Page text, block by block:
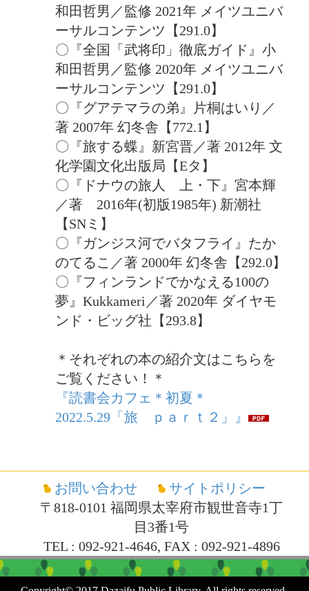
和田哲男／監修 2021年 メイツユニバ
ーサルコンテンツ【291.0】
〇『全国「武将印」徹底ガイド』小
和田哲男／監修 2020年 メイツユニバ
ーサルコンテンツ【291.0】
〇『グアテマラの弟』片桐はいり／
著 2007年 幻冬舎【772.1】
〇『旅する蝶』新宮晋／著 2012年 文
化学園文化出版局【Eタ】
〇『ドナウの旅人 上・下』宮本輝
／著 2016年(初版1985年) 新潮社
【SNミ】
〇『ガンジス河でバタフライ』たか
のてるこ／著 2000年 幻冬舎【292.0】
〇『フィンランドでかなえる100の
夢』Kukkameri／著 2020年 ダイヤモ
ンド・ビッグ社【293.8】
＊それぞれの本の紹介文はこちらを
ご覧ください！＊
『読書会カフェ＊初夏＊
2022.5.29「旅 ｐａｒｔ２」』
お問い合わせ
サイトポリシー
〒818-0101 福岡県太宰府市観世音寺1丁
目3番1号
TEL : 092-921-4646, FAX : 092-921-4896